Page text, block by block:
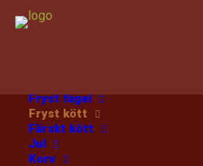
PRODUKTER
Alla produkter
Fryst fågel
Fryst kött
Färskt kött
Jul
Korv
Hem Fryst Älgstek